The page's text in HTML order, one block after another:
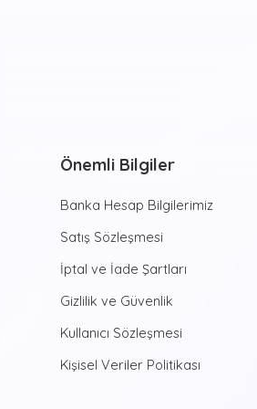
Önemli Bilgiler
Banka Hesap Bilgilerimiz
Satış Sözleşmesi
İptal ve İade Şartları
Gizlilik ve Güvenlik
Kullanıcı Sözleşmesi
Kişisel Veriler Politikası